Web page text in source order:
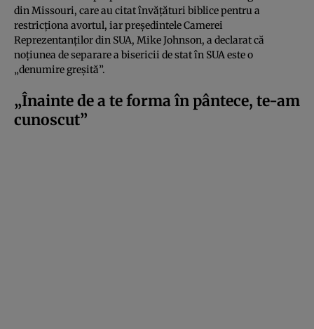
din Missouri, care au citat învățături biblice pentru a
restricționa avortul, iar președintele Camerei
Reprezentanților din SUA, Mike Johnson, a declarat că
noțiunea de separare a bisericii de stat în SUA este o
„denumire greșită”.
„Înainte de a te forma în pântece, te-am
cunoscut”